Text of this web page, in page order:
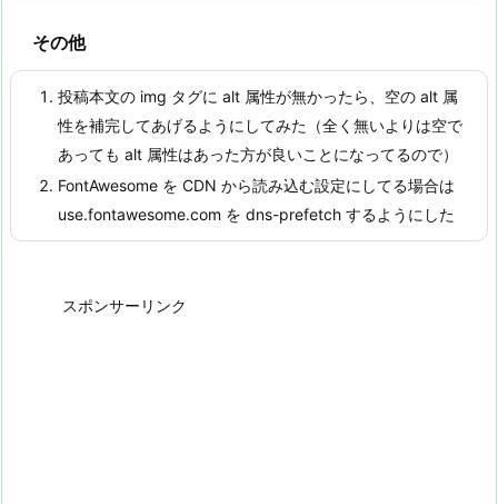
その他
投稿本文の img タグに alt 属性が無かったら、空の alt 属
性を補完してあげるようにしてみた（全く無いよりは空で
あっても alt 属性はあった方が良いことになってるので）
FontAwesome を CDN から読み込む設定にしてる場合は
use.fontawesome.com を dns-prefetch するようにした
スポンサーリンク